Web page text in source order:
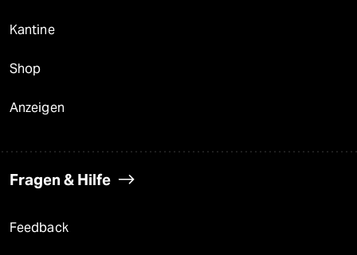
Kantine
Shop
Anzeigen
Fragen & Hilfe
Feedback